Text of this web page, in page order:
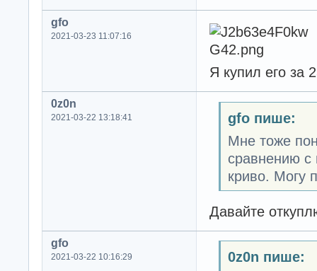
gfo
2021-03-23 11:07:16
Я купил его за
0z0n
2021-03-22 13:18:41
gfo пише:
Мне тоже
сравнению с
криво. Могу
Давайте
gfo
2021-03-22 10:16:29
0z0n пише: